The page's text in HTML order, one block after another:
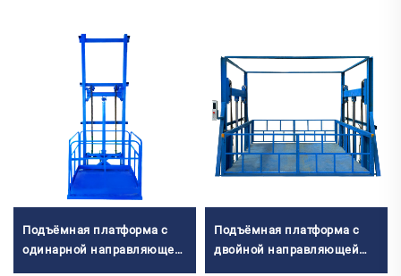
Подъёмная платформа с
одинарной направляющей
Подъёмная платформа с
двойной направляющей